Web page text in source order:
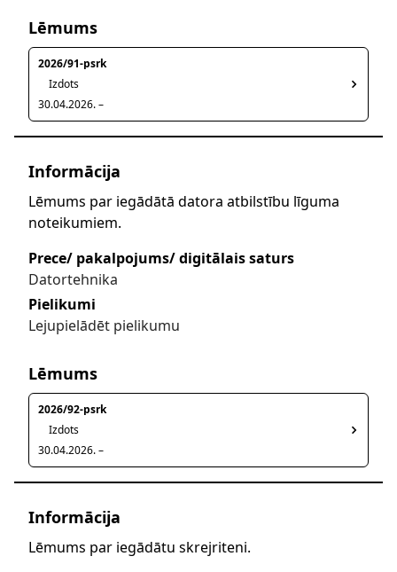
Lēmums
2026/91-psrk
Izdots
30.04.2026. –
Informācija
Lēmums par iegādātā datora atbilstību līguma
noteikumiem.
Prece/ pakalpojums/ digitālais saturs
Datortehnika
Pielikumi
Lejupielādēt pielikumu
Lēmums
2026/92-psrk
Izdots
30.04.2026. –
Informācija
Lēmums par iegādātu skrejriteni.